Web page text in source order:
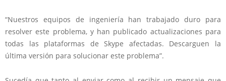
“Nuestros equipos de ingeniería han trabajado duro para
resolver este problema, y han publicado actualizaciones para
todas las plataformas de Skype afectadas. Descarguen la
última versión para solucionar este problema”.